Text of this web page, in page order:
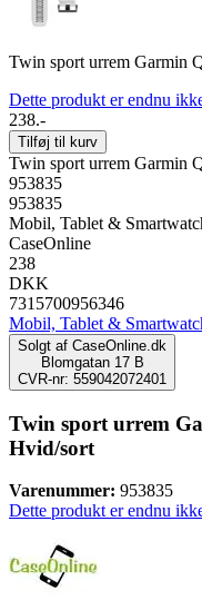
Twin sport urrem Garmin
Dette produkt er endnu
238.-
Tilføj til kurv
Twin sport urrem Garmin
953835
953835
Mobil, Tablet &
CaseOnline
238
DKK
7315700956346
Mobil, Tablet &
Solgt af CaseOnline.dk
Blomgatan 17 B
CVR-nr: 559042072401
Twin sport urrem
Hvid/sort
Varenummer: 953835
Dette produkt er endnu